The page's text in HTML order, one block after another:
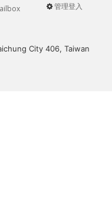
User
管理登入
City 406, Taiwan